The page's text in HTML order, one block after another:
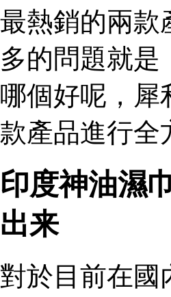
最熱銷的兩款
多的問題就是
哪個好呢，犀
款產品進行全
印度神油濕
出来
對於目前在國